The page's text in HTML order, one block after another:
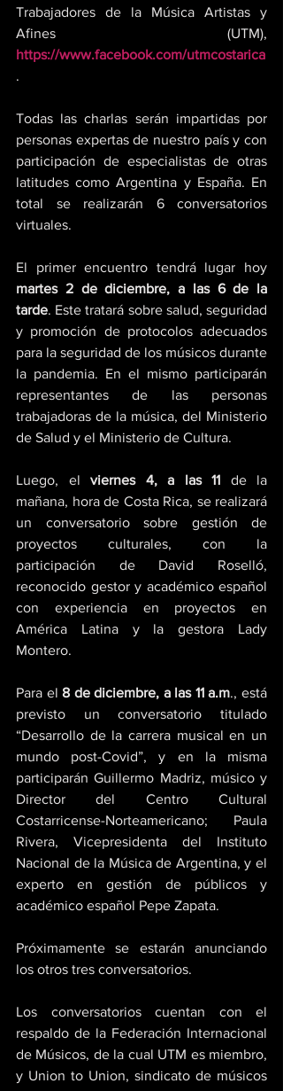
Trabajadores de la Música Artistas y
https://www.facebook.com/utmcostarica
.
Todas las charlas serán impartidas por
personas expertas de nuestro país y con
participación de especialistas de otras
latitudes como Argentina y España. En
total se realizarán 6 conversatorios
virtuales.
martes 2 de diciembre, a las 6 de la
tarde. Este tratará sobre salud, seguridad
y promoción de protocolos adecuados
para la seguridad de los músicos durante
la pandemia. En el mismo participarán
representantes de las personas
trabajadoras de la música, del Ministerio
de Salud y el Ministerio de Cultura.
Luego, el viernes 4, a las 11
de la
mañana, hora de Costa Rica, se realizará
un conversatorio sobre gestión de
proyectos culturales, con la
participación de David Roselló,
reconocido gestor y académico español
con experiencia en proyectos en
América Latina y la gestora Lady
Montero.
Para el 8 de diciembre, a las 11 a.m., está
previsto un conversatorio titulado
“Desarrollo de la carrera musical en un
mundo post-Covid”, y en la misma
participarán Guillermo Madriz, músico y
Director del Centro Cultural
Costarricense-Norteamericano; Paula
Rivera, Vicepresidenta del Instituto
Nacional de la Música de Argentina, y el
experto en gestión de públicos y
académico español Pepe Zapata.
Próximamente se estarán anunciando
los otros tres conversatorios.
Los conversatorios cuentan con el
respaldo de la Federación Internacional
de Músicos, de la cual UTM es miembro,
y Union to Union, sindicato de músicos